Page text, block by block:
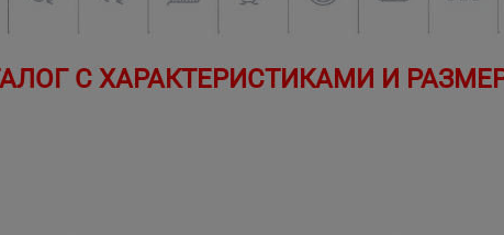
С ХАРАКТЕРИСТИКАМИ И